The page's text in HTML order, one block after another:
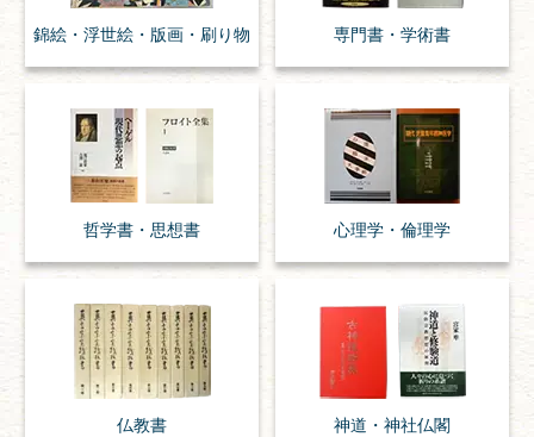
錦絵・浮世絵・ 版画・刷り物 専門書・ 学術書
哲学書・思想書 心理学・倫理学
仏教書 神道・神社仏閣